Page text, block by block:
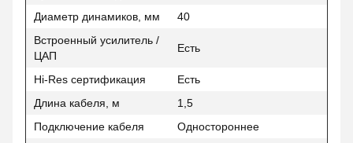
Диаметр динамиков, мм
40
Встроенный усилитель /
ЦАП
Есть
Hi-Res сертификация
Есть
Длина кабеля, м
1,5
Подключение кабеля
Одностороннее